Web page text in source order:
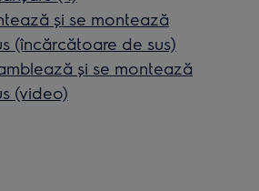
și se montează
(încărcătoare de sus)
și se montează
(video)